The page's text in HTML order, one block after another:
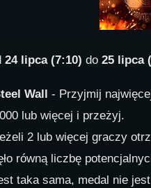
24 lipca (7:10) do 25 lipca
Wall
- Przyjmij
lub więcej i przeżyj.
2 lub więcej graczy
równą liczbę
taka sama, medal nie